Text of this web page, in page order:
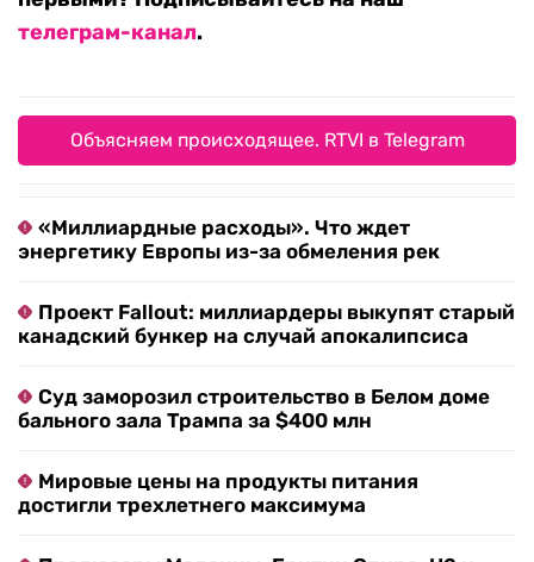
телеграм-канал.
Объясняем происходящее. RTVI в Telegram
«Миллиардные расходы». Что ждет
энергетику Европы из-за обмеления рек
Проект Fallout: миллиардеры выкупят старый
канадский бункер на случай апокалипсиса
Суд заморозил строительство в Белом доме
бального зала Трампа за $400 млн
Мировые цены на продукты питания
достигли трехлетнего максимума